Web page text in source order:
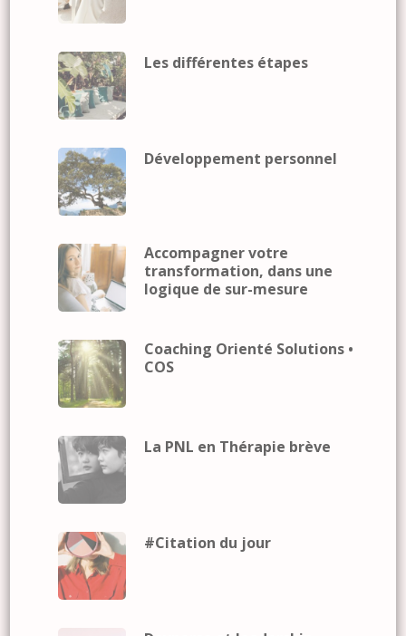
Les différentes étapes
Développement personnel
Accompagner votre
transformation, dans une
logique de sur-mesure
Coaching Orienté Solutions •
COS
La PNL en Thérapie brève
#Citation du jour